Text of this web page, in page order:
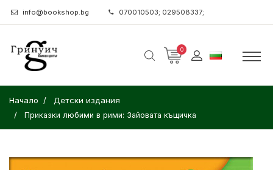
info@bookshop.bg 070010503; 029508337;
0
Начало Детски издания
Приказки любими в рими: Зайовата къщичка